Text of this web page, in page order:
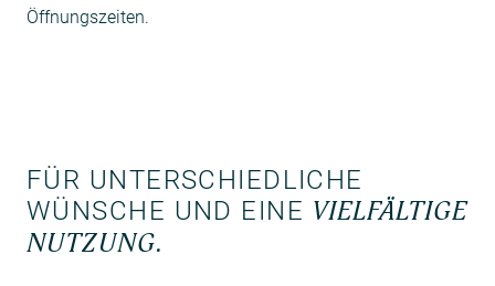
Öffnungszeiten.
FÜR UNTERSCHIEDLICHE
WÜNSCHE UND EINE VIELFÄLTIGE
NUTZUNG.